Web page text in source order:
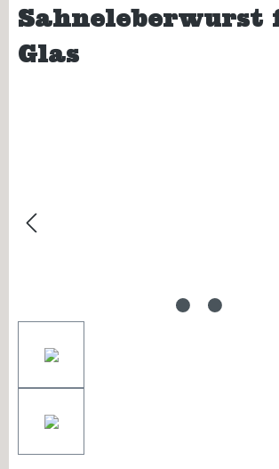
Sahneleberwurst
Glas